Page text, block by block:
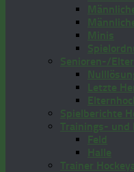
Minis
Senioren-/
Letzte
Spielberichte
Trainings- und
Feld
Halle
Trainer